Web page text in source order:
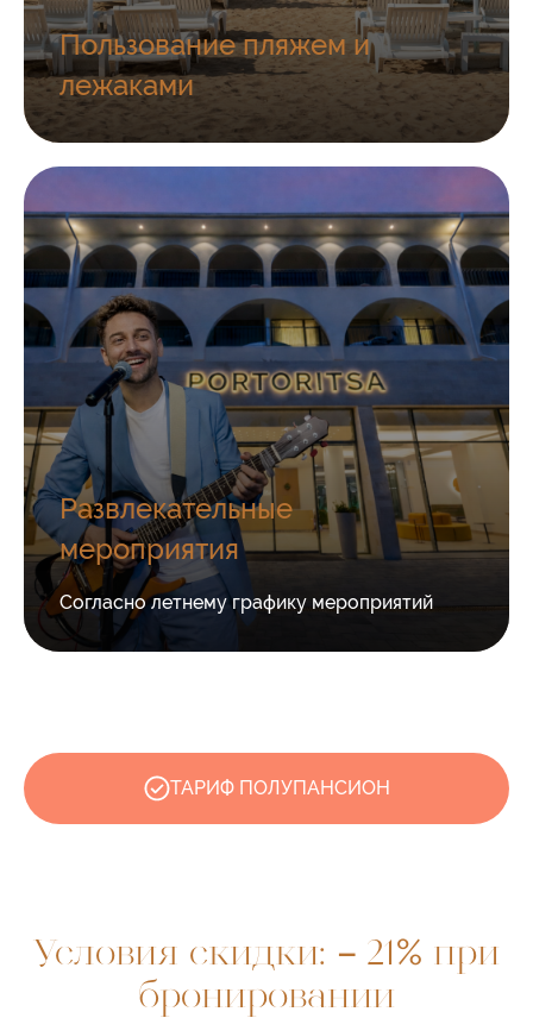
Пользование пляжем и
лежаками
Развлекательные
мероприятия
Согласно летнему графику мероприятий
ТАРИФ ПОЛУПАНСИОН
Условия скидки: – 21% при
бронировании